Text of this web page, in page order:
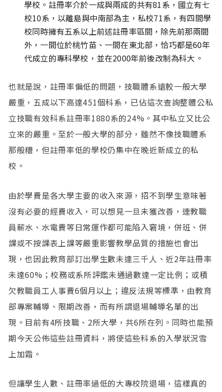
學校。註冊率介於一成與兩成的共有81系，國立有七
校10系，以離島與中南部為主，私校71系，有四間學
校同時擁有五系以上前述註冊率區間，除先前那兩間
外，一間位於桃竹苗、一間在東北部，恰巧都是60年
代成立的專科學校，並在2000年前後改制為科大。
也就是說，註冊率偏低的問題，技職體系遠較一般大學
嚴重，五成以下高達451個科系，已佔這次查詢整體公私
立技職有效科系註冊率1880系的24%。其中私立又比公
立來的嚴重。至於一般大學的部分，雖然不像技職體系
那般糟，但註冊率低的學校仍集中在晚近新成立的私
校。
由於學費是各大學主要的收入來源，招不到學生意味著
沒有必要的經費收入，可以想見一旦未獲改善，連教職
員薪水、水電費等日常運作都可能陷入窘境，併班、併
課或不按課表上課等嚴重影響教學品質的措施也會出
現，也因此教育部訂出學生數未達三千人、近2年註冊率
未達60%；校務或系所評鑑未通過數達一定比例；或積
欠教職員工人事費6個月以上；違反法規等標準，由教育
部專案輔導、限期改善，而有所謂退場輔導名單的出
現。目前有4所技職、2所大學，共6所在列。同時也能預
期今天公佈這些註冊資料，將使這些科系的入學狀況雪
上加霜。
但讓學生人數、註冊率過低的大專校院退場，這樣真的